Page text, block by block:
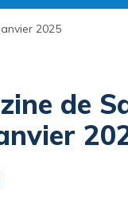
2025
de